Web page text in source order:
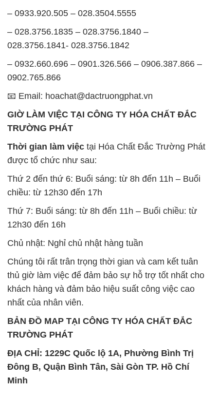
– 0933.920.505 – 028.3504.5555
– 028.3756.1835 – 028.3756.1840 –
028.3756.1841- 028.3756.1842
– 0932.660.696 – 0901.326.566 – 0906.387.866 –
0902.765.866
📧 Email: hoachat@dactruongphat.vn
GIỜ LÀM VIỆC TẠI CÔNG TY HÓA CHẤT ĐẮC
TRƯỜNG PHÁT
Thời gian làm việc tại Hóa Chất Đắc Trường Phát
được tổ chức như sau:
Thứ 2 đến thứ 6: Buổi sáng: từ 8h đến 11h – Buổi
chiều: từ 12h30 đến 17h
Thứ 7: Buổi sáng: từ 8h đến 11h – Buổi chiều: từ
12h30 đến 16h
Chủ nhật: Nghỉ chủ nhật hàng tuần
Chúng tôi rất trân trọng thời gian và cam kết tuân
thủ giờ làm việc để đảm bảo sự hỗ trợ tốt nhất cho
khách hàng và đảm bảo hiệu suất công việc cao
nhất của nhân viên.
BẢN ĐỒ MAP TẠI CÔNG TY HÓA CHẤT ĐẮC
TRƯỜNG PHÁT
ĐỊA CHỈ: 1229C Quốc lộ 1A, Phường Bình Trị
Đông B, Quận Bình Tân, Sài Gòn TP. Hồ Chí
Minh